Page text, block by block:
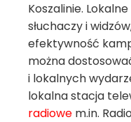
Koszalinie.
słuchaczy i
efektywność
można
i lokalnych
lokalna stacja
radiowe m.in.